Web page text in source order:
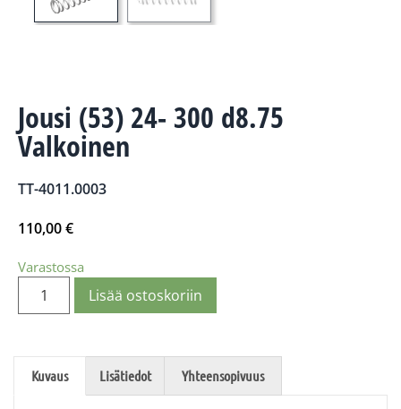
Jousi (53) 24- 300 d8.75
Valkoinen
TT-4011.0003
110,00€
Varastossa
Lisää ostoskoriin
Kuvaus Lisätiedot Yhteensopivuus